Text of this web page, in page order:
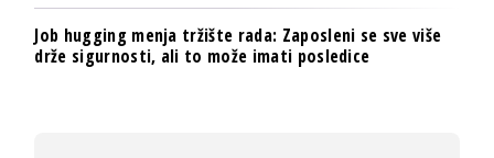
Job hugging menja tržište rada: Zaposleni se sve više
drže sigurnosti, ali to može imati posledice